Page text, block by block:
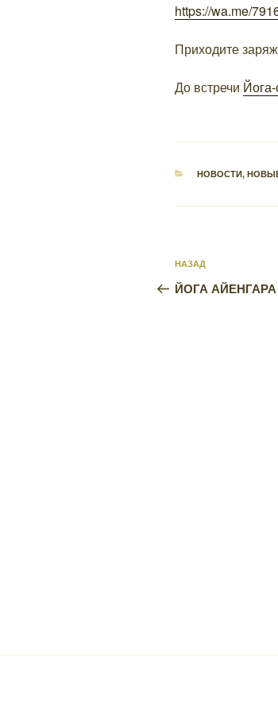
https://wa.me/
Приходите
До встречи
РУБРИКИ
НОВОСТИ,
Навигация
по
Предыдущая
запись:
НАЗАД
ЙОГА АЙЕНГАРА